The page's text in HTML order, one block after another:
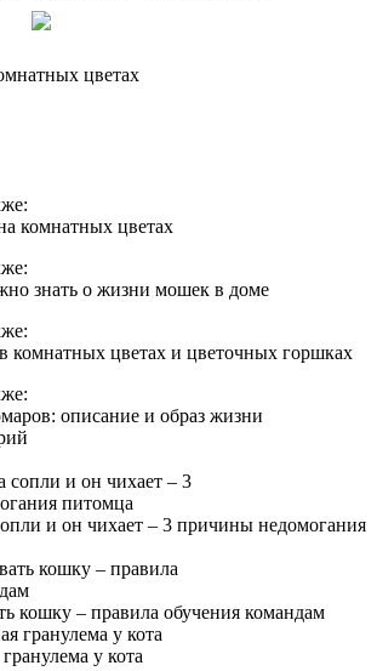
цветах
комнатных цветах
знать о жизни мошек в доме
комнатных цветах и цветочных горшках
описание и образ жизни
и он чихает – 3 причины недомогания
кошку – правила обучения командам
у кота